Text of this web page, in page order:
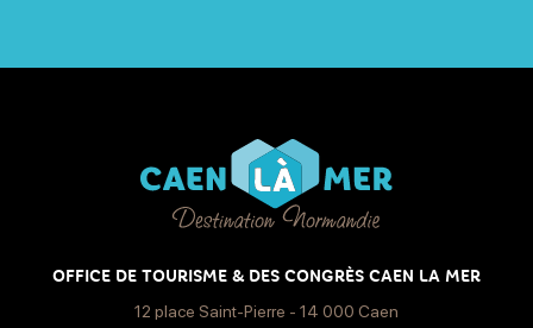
OFFICE DE TOURISME & DES CONGRÈS CAEN LA MER
12 place Saint-Pierre - 14 000 Caen